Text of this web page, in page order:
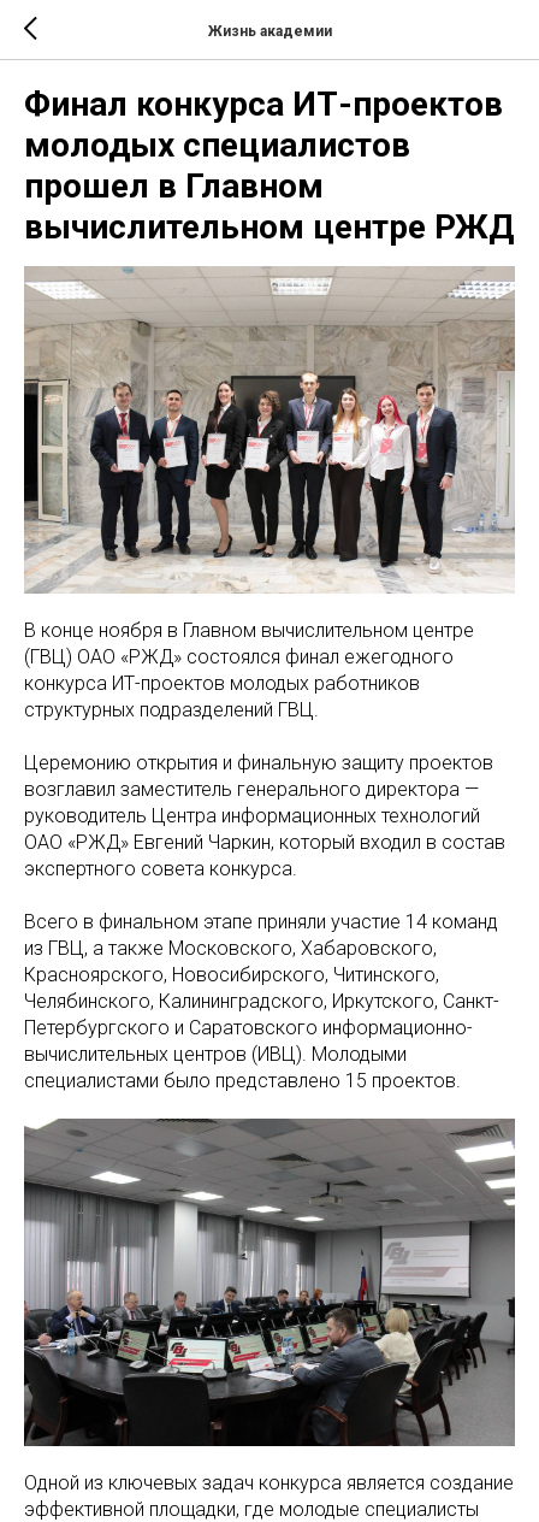
Жизнь академии
Финал конкурса ИТ-проектов
молодых специалистов
прошел в Главном
вычислительном центре РЖД
В конце ноября в Главном вычислительном центре
(ГВЦ) ОАО «РЖД» состоялся финал ежегодного
конкурса ИТ-проектов молодых работников
структурных подразделений ГВЦ.
Церемонию открытия и финальную защиту проектов
возглавил заместитель генерального директора —
руководитель Центра информационных технологий
ОАО «РЖД» Евгений Чаркин, который входил в состав
экспертного совета конкурса.
Всего в финальном этапе приняли участие 14 команд
из ГВЦ, а также Московского, Хабаровского,
Красноярского, Новосибирского, Читинского,
Челябинского, Калининградского, Иркутского, Санкт-
Петербургского и Саратовского информационно-
вычислительных центров (ИВЦ). Молодыми
специалистами было представлено 15 проектов.
Одной из ключевых задач конкурса является создание
эффективной площадки, где молодые специалисты